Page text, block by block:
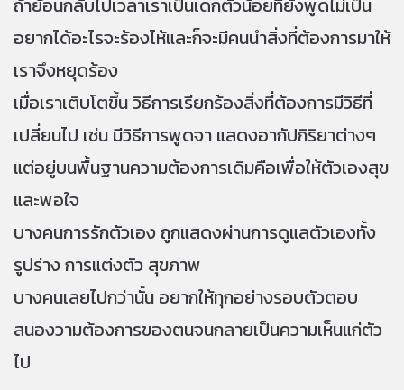
ถ้าย้อนกลับไปเวลาเราเป็นเด็กตัวน้อยที่ยังพูดไม่เป็น
อยากได้อะไรจะร้องไห้และก็จะมีคนนำสิ่งที่ต้องการมาให้
เราจึงหยุดร้อง
เมื่อเราเติบโตขึ้น วิธีการเรียกร้องสิ่งที่ต้องการมีวิธีที่
เปลี่ยนไป เช่น มีวิธีการพูดจา แสดงอากัปกิริยาต่างๆ
แต่อยู่บนพื้นฐานความต้องการเดิมคือเพื่อให้ตัวเองสุข
และพอใจ
บางคนการรักตัวเอง ถูกแสดงผ่านการดูแลตัวเองทั้ง
รูปร่าง การแต่งตัว สุขภาพ
บางคนเลยไปกว่านั้น อยากให้ทุกอย่างรอบตัวตอบ
สนองวามต้องการของตนจนกลายเป็นความเห็นแก่ตัว
ไป